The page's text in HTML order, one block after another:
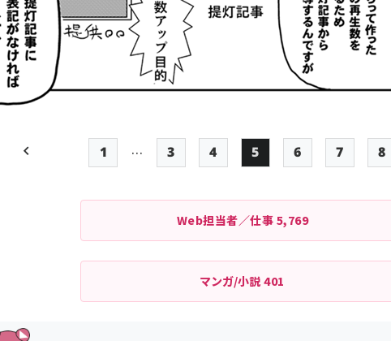
ペー
ジ
送
り
先頭ページ
1 …
Page
3
Page
4
Page
5
Page
6
Page
7
8
Web担当者／仕事 5,769
マンガ/小説401